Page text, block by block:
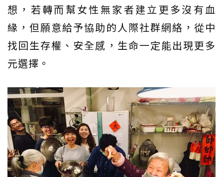
想，若轉而幫女性無家者建立更多沒有血
緣，但願意給予協助的人際社群網絡，從中
找回生存權、安全感，生命一定能出現更多
元選擇。